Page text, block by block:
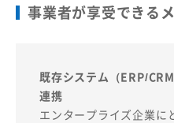
事業者が享受できる
既存システム（ERP/
連携
エンタープライズ企業に